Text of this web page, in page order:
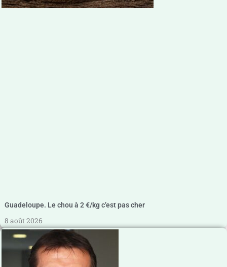
Guadeloupe. Le chou à 2 €/kg c’est pas cher
8 août 2026